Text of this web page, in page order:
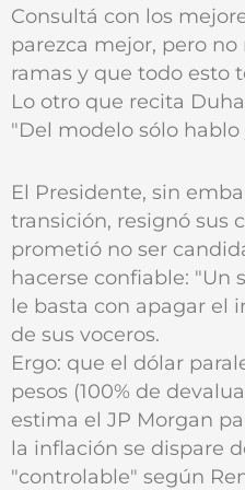
Consultá con los
parezca mejor, pero no
ramas y que todo esto
Lo otro que recita
"Del modelo sólo hablo
El Presidente, sin
transición, resignó sus
prometió no ser
hacerse confiable: "Un
le basta con apagar el
de sus voceros.
Ergo: que el dólar
pesos (100% de
estima el JP Morgan
la inflación se dispare
"controlable" según